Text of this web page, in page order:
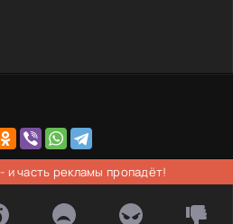
- и часть рекламы пропадёт!